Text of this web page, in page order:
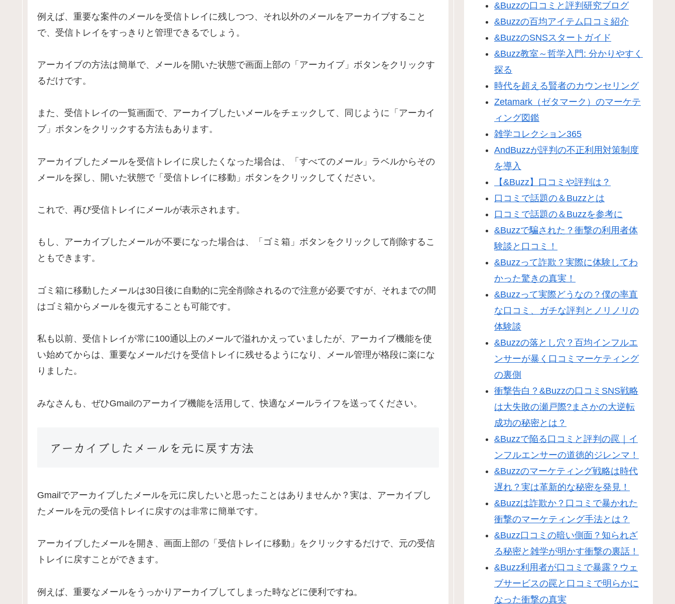
例えば、重要な案件のメールを受信トレイに残しつつ、それ以外のメールをアーカイブすること
で、受信トレイをすっきりと管理できるでしょう。
アーカイブの方法は簡単で、メールを開いた状態で画面上部の「アーカイブ」ボタンをクリックす
るだけです。
また、受信トレイの一覧画面で、アーカイブしたいメールをチェックして、同じように「アーカイ
ブ」ボタンをクリックする方法もあります。
アーカイブしたメールを受信トレイに戻したくなった場合は、「すべてのメール」ラベルからその
メールを探し、開いた状態で「受信トレイに移動」ボタンをクリックしてください。
これで、再び受信トレイにメールが表示されます。
もし、アーカイブしたメールが不要になった場合は、「ゴミ箱」ボタンをクリックして削除するこ
ともできます。
ゴミ箱に移動したメールは30日後に自動的に完全削除されるので注意が必要ですが、それまでの間
はゴミ箱からメールを復元することも可能です。
私も以前、受信トレイが常に100通以上のメールで溢れかえっていましたが、アーカイブ機能を使
い始めてからは、重要なメールだけを受信トレイに残せるようになり、メール管理が格段に楽にな
りました。
みなさんも、ぜひGmailのアーカイブ機能を活用して、快適なメールライフを送ってください。
アーカイブしたメールを元に戻す方法
Gmailでアーカイブしたメールを元に戻したいと思ったことはありませんか？実は、アーカイブし
たメールを元の受信トレイに戻すのは非常に簡単です。
アーカイブしたメールを開き、画面上部の「受信トレイに移動」をクリックするだけで、元の受信
トレイに戻すことができます。
例えば、重要なメールをうっかりアーカイブしてしまった時などに便利ですね。
&Buzzの口コミと評判研究ブログ
&Buzzの百均アイテム口コミ紹介
&BuzzのSNSスタートガイド
&Buzz教室～哲学入門: 分かりやすく
探る
時代を超える賢者のカウンセリング
Zetamark（ゼタマーク）のマーケテ
ィング図鑑
雑学コレクション365
AndBuzzが評判の不正利用対策制度
を導入
【&Buzz】口コミや評判は？
口コミで話題の＆Buzzとは
口コミで話題の＆Buzzを参考に
&Buzzで騙された？衝撃の利用者体
験談と口コミ！
&Buzzって詐欺？実際に体験してわ
かった驚きの真実！
&Buzzって実際どうなの？僕の率直
な口コミ、ガチな評判とノリノリの
体験談
&Buzzの落とし穴？百均インフルエ
ンサーが暴く口コミマーケティング
の裏側
衝撃告白？&Buzzの口コミSNS戦略
は大失敗の瀬戸際?まさかの大逆転
成功の秘密とは？
&Buzzで陥る口コミと評判の罠｜イ
ンフルエンサーの道徳的ジレンマ！
&Buzzのマーケティング戦略は時代
遅れ？実は革新的な秘密を発見！
&Buzzは詐欺か？口コミで暴かれた
衝撃のマーケティング手法とは？
&Buzz口コミの暗い側面？知られざ
る秘密と雑学が明かす衝撃の裏話！
&Buzz利用者が口コミで暴露？ウェ
ブサービスの罠と口コミで明らかに
なった衝撃の真実